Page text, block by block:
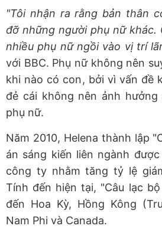
"Tôi nhận ra rằng bản thân
đỡ những người phụ nữ khác.
nhiều phụ nữ ngồi vào vị trí
với BBC. Phụ nữ không nên
khi nào có con, bởi vì vấn đề
đẻ cái không nên ảnh hưởng
phụ nữ.
Năm 2010, Helena thành lập
án sáng kiến liên ngành
công ty nhằm tăng tỷ lệ
Tính đến hiện tại, "Câu lạc
đến Hoa Kỳ, Hồng Kông
Nam Phi và Canada.